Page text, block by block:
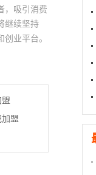
，吸引消费
继续坚持
业平台。
盟